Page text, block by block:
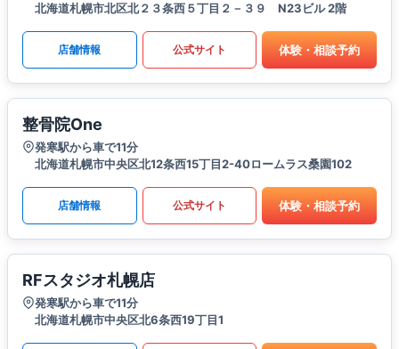
北海道札幌市北区北２３条西５丁目２－３９ N23ビル 2階
店舗情報 公式サイト 体験・相談予約
整骨院One
発寒駅から車で11分
北海道札幌市中央区北12条西15丁目2-40ロームラス桑園102
店舗情報 公式サイト 体験・相談予約
RFスタジオ札幌店
発寒駅から車で11分
北海道札幌市中央区北6条西19丁目1